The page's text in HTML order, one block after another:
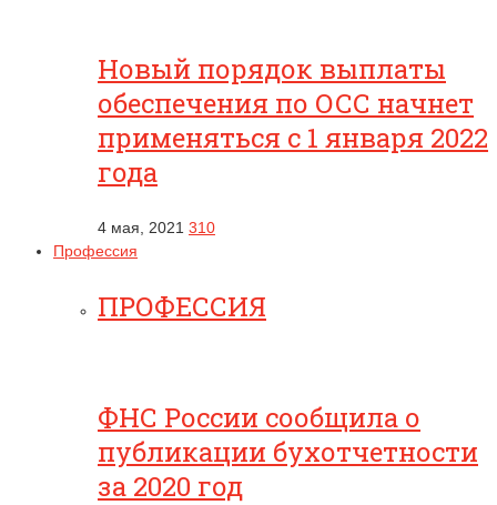
Новый порядок выплаты
обеспечения по ОСС начнет
применяться с 1 января 2022
года
4 мая, 2021 310
Профессия
ПРОФЕССИЯ
ФНС России сообщила о
публикации бухотчетности
за 2020 год